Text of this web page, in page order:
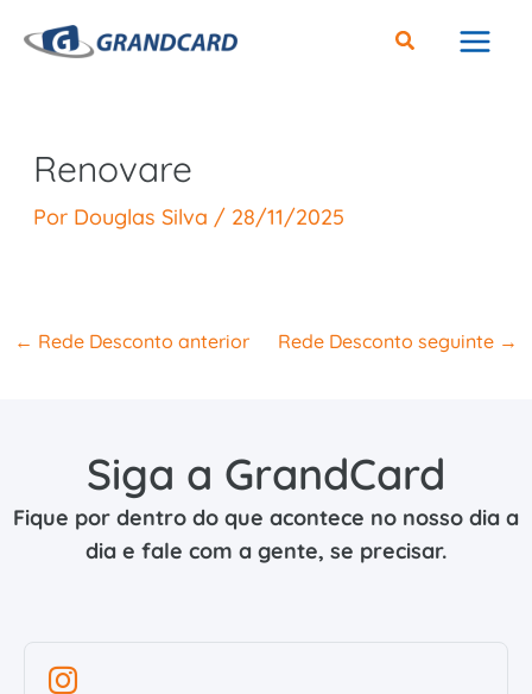
para
Renovare
Por Douglas Silva / 28/11/2025
← Rede Desconto anterior Rede Desconto seguinte →
Siga a GrandCard
Fique por dentro do que acontece no nosso dia a
dia e fale com a gente, se precisar.